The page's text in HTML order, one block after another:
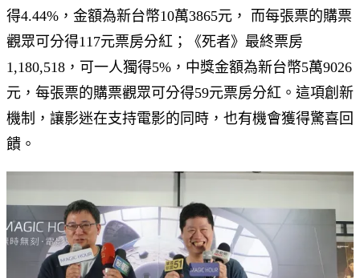
得4.44%，金額為新台幣10萬3865元， 而每張票的購票
觀眾可分得117元票房分紅；《死者》最終票房
1,180,518，可一人獨得5%，中獎金額為新台幣5萬9026
元，每張票的購票觀眾可分得59元票房分紅。這項創新
機制，讓影迷在支持電影的同時，也有機會獲得驚喜回
饋。